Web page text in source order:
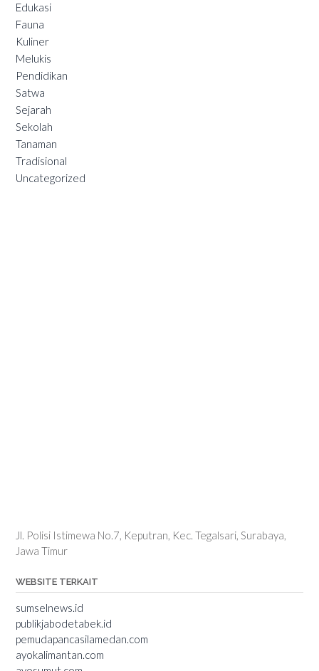
Edukasi
Fauna
Kuliner
Melukis
Pendidikan
Satwa
Sejarah
Sekolah
Tanaman
Tradisional
Uncategorized
Jl. Polisi Istimewa No.7, Keputran, Kec. Tegalsari, Surabaya,
Jawa Timur
WEBSITE TERKAIT
sumselnews.id
publikjabodetabek.id
pemudapancasilamedan.com
ayokalimantan.com